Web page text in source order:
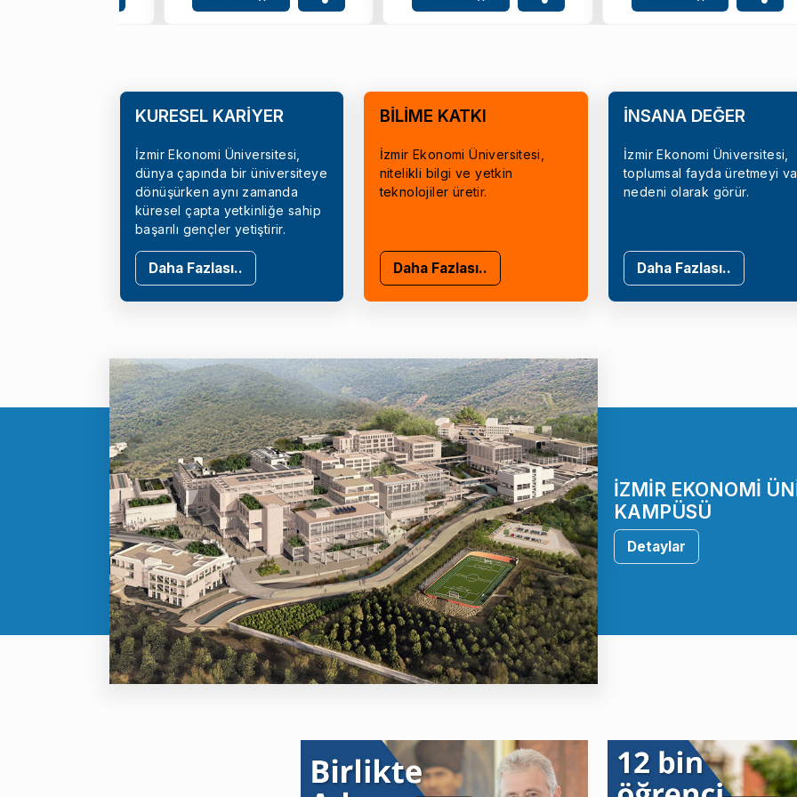
KÜRESEL KARİYER
İzmir Ekonomi Üniversitesi,
dünya çapında bir üniversiteye
dönüşürken aynı zamanda
küresel çapta yetkinliğe sahip
başarılı gençler yetiştirir.
Daha Fazlası..
BİLİME KATKI
İzmir Ekonomi Üniversitesi,
nitelikli bilgi ve yetkin
teknolojiler üretir.
Daha Fazlası..
İNSANA DEĞER
İzmir Ekonomi Üniversitesi,
toplumsal fayda üretmeyi
nedeni olarak görür.
Daha Fazlası..
İZMİR EKONOMİ
KAMPÜSÜ
Detaylar